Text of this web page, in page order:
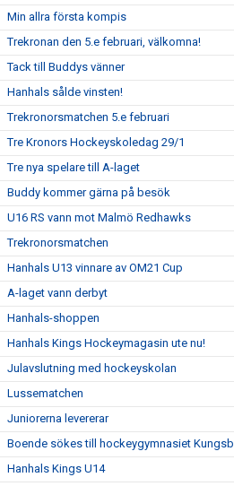
Min allra första kompis
Trekronan den 5.e februari, välkomna!
Tack till Buddys vänner
Hanhals sålde vinsten!
Trekronorsmatchen 5.e februari
Tre Kronors Hockeyskoledag 29/1
Tre nya spelare till A-laget
Buddy kommer gärna på besök
U16 RS vann mot Malmö Redhawks
Trekronorsmatchen
Hanhals U13 vinnare av OM21 Cup
A-laget vann derbyt
Hanhals-shoppen
Hanhals Kings Hockeymagasin ute nu!
Julavslutning med hockeyskolan
Lussematchen
Juniorerna levererar
Boende sökes till hockeygymnasiet
Hanhals Kings U14